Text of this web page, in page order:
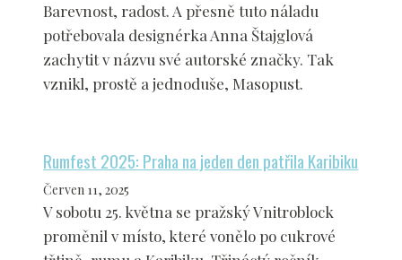
Barevnost, radost. A přesně tuto náladu
potřebovala designérka Anna Štajglová
zachytit v názvu své autorské značky. Tak
vznikl, prostě a jednoduše, Masopust.
Rumfest 2025: Praha na jeden den patřila Karibiku
Červen 11, 2025
V sobotu 25. května se pražský Vnitroblock
proměnil v místo, které vonělo po cukrové